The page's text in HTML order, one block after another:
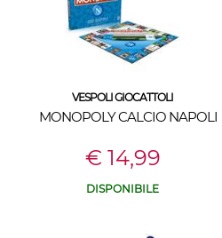
VESPOLI GIOCATTOLI
MONOPOLY CALCIO NAPOLI
€ 14,99
DISPONIBILE